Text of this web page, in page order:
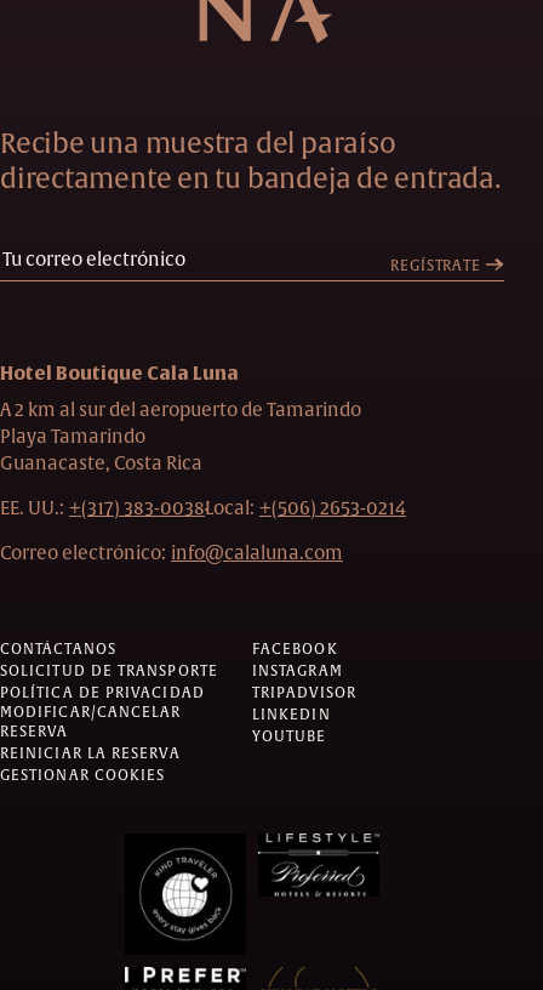
Recibe una muestra del paraíso
directamente en tu bandeja de entrada.
REGÍSTRATE
Hotel Boutique Cala Luna
A 2 km al sur del aeropuerto de Tamarindo
Playa Tamarindo
Guanacaste, Costa Rica
EE. UU.: +(317) 383-0038Local: +(506) 2653-0214
Correo electrónico: info@calaluna.com
CONTÁCTANOS
SOLICITUD DE TRANSPORTE
POLÍTICA DE PRIVACIDAD
MODIFICAR/CANCELAR
RESERVA
REINICIAR LA RESERVA
GESTIONAR COOKIES
FACEBOOK
INSTAGRAM
TRIPADVISOR
LINKEDIN
YOUTUBE